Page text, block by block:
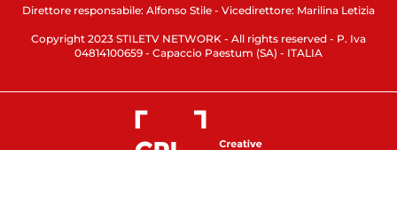
Direttore responsabile: Alfonso Stile - Vicedirettore: Marilina Letizia
Copyright 2023 STILETV NETWORK - All rights reserved - P. Iva
04814100659 - Capaccio Paestum (SA) - ITALIA